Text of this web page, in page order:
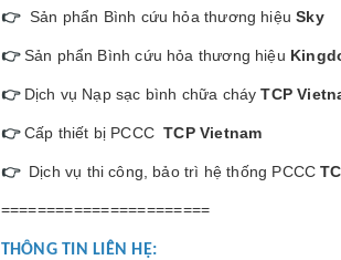
👉 Sản phẩn Bình cứu hỏa thương hiệuSky
👉Sản phẩn Bình cứu hỏa thương hiệu
👉 Dịch vụ Nạp sạc bình chữa cháyTCP
👉Cấp thiết bị PCCCTCP Vietnam
👉 Dịch vụ thi công, bảo trì hệ thống PCCC
=======================
THÔNG TIN LIÊN HỆ: